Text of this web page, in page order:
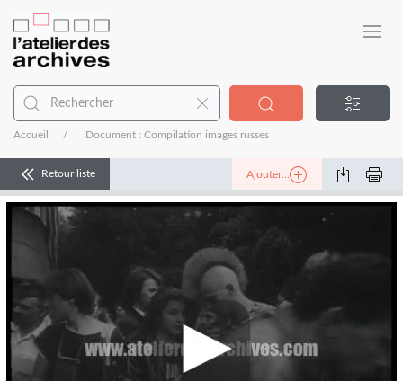
Accueil Document : Compilation images russes
Retour liste Ajouter...